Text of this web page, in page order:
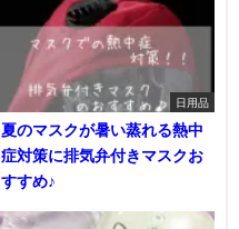
日用品
夏のマスクが暑い蒸れる熱中
症対策に排気弁付きマスクお
すすめ♪